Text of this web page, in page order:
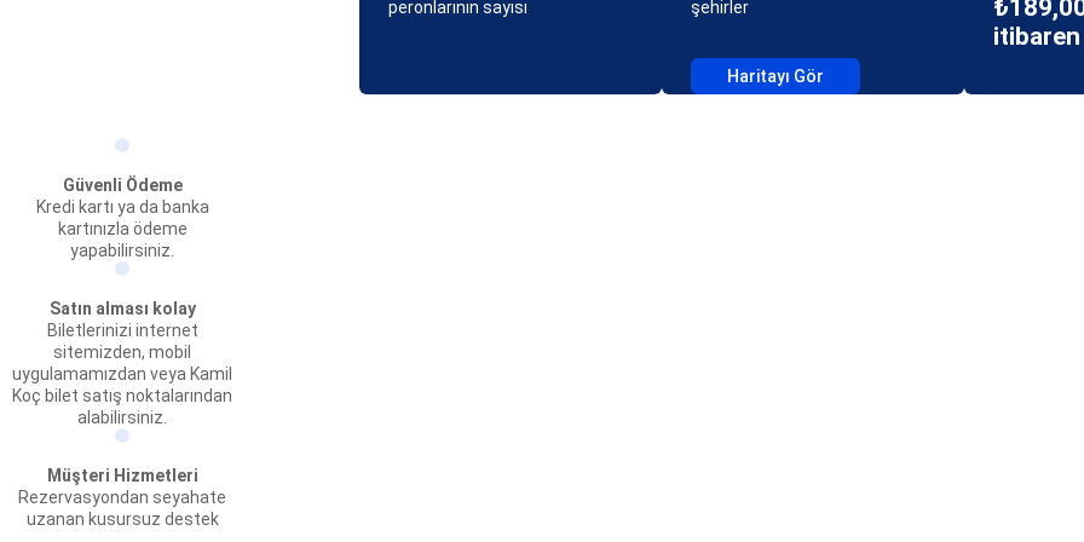
peronlarının sayısı şehirler
Haritayı Gör
itibaren
Güvenli Ödeme
Kredi kartı ya da banka
kartınızla ödeme
yapabilirsiniz.
Satın alması kolay
Biletlerinizi internet
sitemizden, mobil
uygulamamızdan veya Kamil
Koç bilet satış noktalarından
alabilirsiniz.
Müşteri Hizmetleri
Rezervasyondan seyahate
uzanan kusursuz destek